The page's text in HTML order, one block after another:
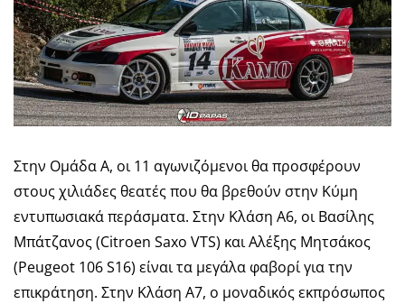
Στην Ομάδα Α, οι 11 αγωνιζόμενοι θα προσφέρουν
στους χιλιάδες θεατές που θα βρεθούν στην Κύμη
εντυπωσιακά περάσματα. Στην Κλάση Α6, οι Βασίλης
Μπάτζανος (Citroen Saxo VTS) και Αλέξης Μητσάκος
(Peugeot 106 S16) είναι τα μεγάλα φαβορί για την
επικράτηση. Στην Κλάση Α7, ο μοναδικός εκπρόσωπος